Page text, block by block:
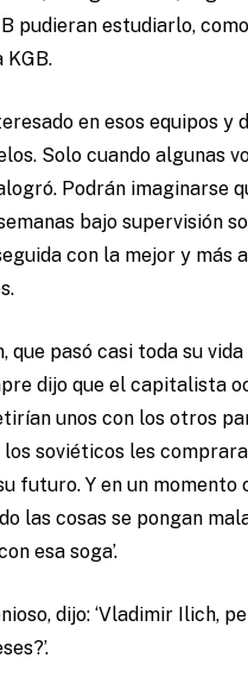
pudieran estudiarlo,
KGB.
en esos equipos y
Solo cuando algunas
Podrán imaginarse
bajo supervisión
con la mejor y más
pasó casi toda su
dijo que el capitalista
unos con los otros
soviéticos les
futuro. Y en un momento
las cosas se pongan
esa soga’.
dijo: ‘Vladimir Ilich,